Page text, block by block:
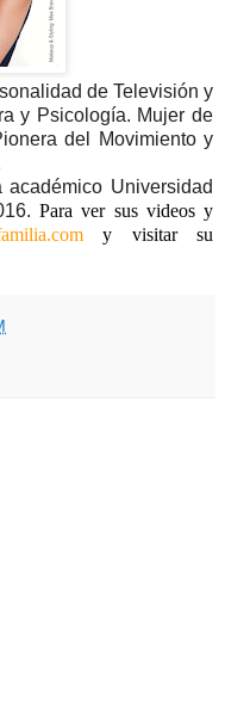
de Televisión y
y Psicología. Mujer de
del Movimiento y
académico Universidad
Para ver sus videos y
y visitar su